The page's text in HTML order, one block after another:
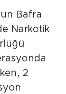
Bafra
Narkotik
2